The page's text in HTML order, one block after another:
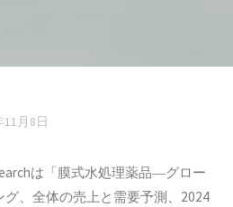
11月8日
は「膜式水処理薬品―グロー
、全体の売上と需要予測、2024